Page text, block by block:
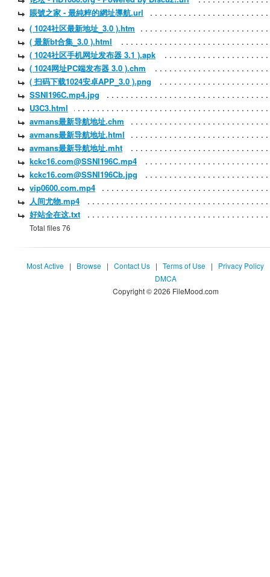
賬號之家 - 最純粹的網址導航.url
( 1024社区最新地址_3.0 ).htm
( 最新bt合集_3.0 ).html
( 1024社区手机网址发布器 3.1 ).apk
( 1024网址PC端发布器 3.0 ).chm
( 扫码下载1024安卓APP_3.0 ).png
SSNI196C.mp4.jpg
U3C3.html
avmans最新导航地址.chm
avmans最新导航地址.html
avmans最新导航地址.mht
kckc16.com@SSNI196C.mp4
kckc16.com@SSNI196Cb.jpg
vip0600.com.mp4
人间尤物.mp4
好站全在这.txt
Total files 76
Most Active | Browse | Contact Us | Terms of Use | Privacy Policy
DMCA
Copyright © 2026 FileMood.com